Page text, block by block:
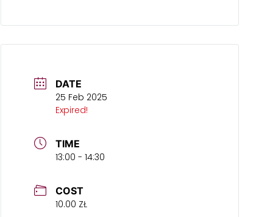
DATE
25 Feb 2025
Expired!
TIME
13:00 - 14:30
COST
10.00 ZŁ